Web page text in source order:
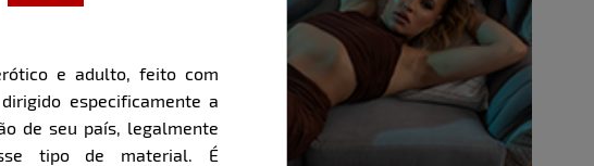
e adulto, feito com
especificamente a
de seu país, legalmente
tipo de material. É